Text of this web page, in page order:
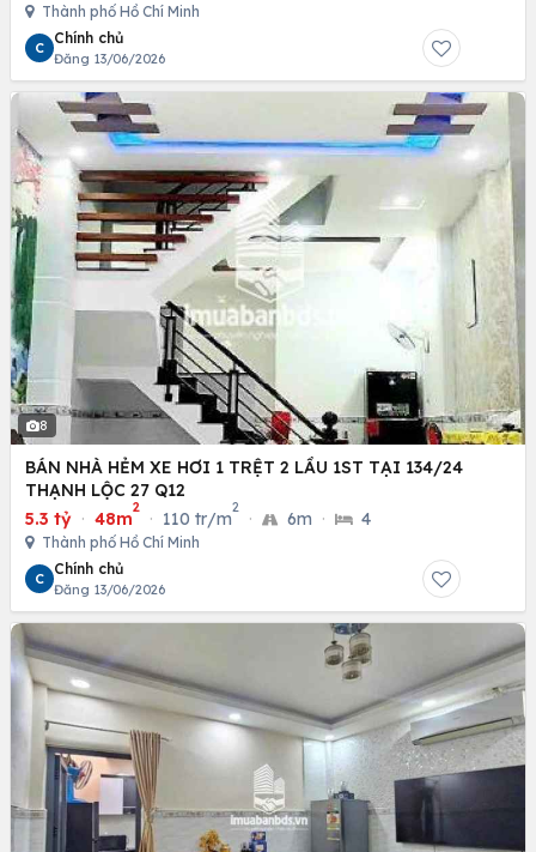
Thành phố Hồ Chí Minh
C
Chính chủ
Đăng 13/06/2026
8
BÁN NHÀ HẺM XE HƠI 1 TRỆT 2 LẦU 1ST TẠI 134/24
THẠNH LỘC 27 Q12
5.3 tỷ · 48m
2
· 110 tr/m
2
· 6m · 4
Thành phố Hồ Chí Minh
C
Chính chủ
Đăng 13/06/2026